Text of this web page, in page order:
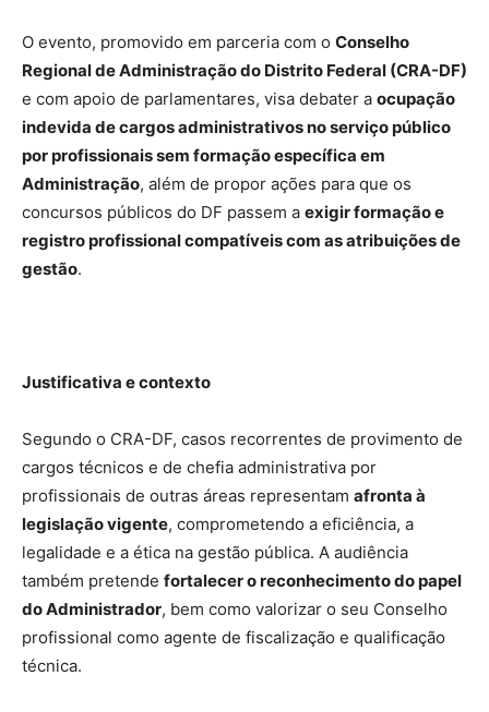
O evento, promovido em parceria com o Conselho
Regional de Administração do Distrito Federal (CRA-DF)
e com apoio de parlamentares, visa debater a ocupação
indevida de cargos administrativos no serviço público
por profissionais sem formação específica em
Administração, além de propor ações para que os
concursos públicos do DF passem a exigir formação e
registro profissional compatíveis com as atribuições de
gestão.
Justificativa e contexto
Segundo o CRA-DF, casos recorrentes de provimento de
cargos técnicos e de chefia administrativa por
profissionais de outras áreas representam afronta à
legislação vigente, comprometendo a eficiência, a
legalidade e a ética na gestão pública. A audiência
também pretende fortalecer o reconhecimento do papel
do Administrador, bem como valorizar o seu Conselho
profissional como agente de fiscalização e qualificação
técnica.